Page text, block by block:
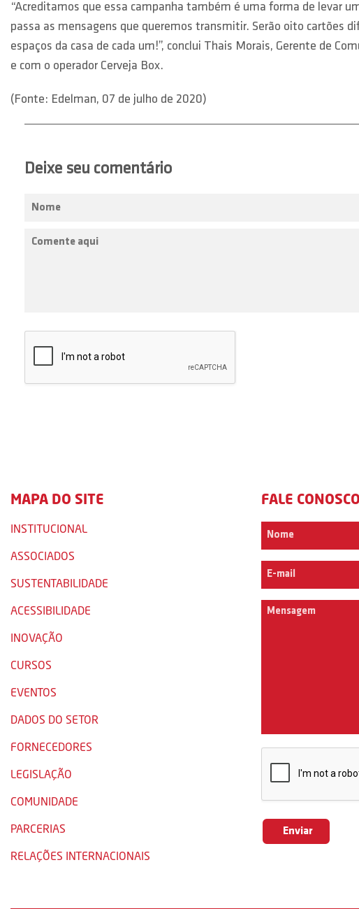
“Acreditamos que essa campanha também é uma forma de levar
passa as mensagens que queremos transmitir. Serão oito cartões
espaços da casa de cada um!”, conclui Thais Morais, Gerente de
e com o operador Cerveja Box.
(Fonte: Edelman, 07 de julho de 2020)
Deixe seu comentário
MAPA DO SITE
INSTITUCIONAL
ASSOCIADOS
SUSTENTABILIDADE
ACESSIBILIDADE
INOVAÇÃO
CURSOS
EVENTOS
DADOS DO SETOR
FORNECEDORES
LEGISLAÇÃO
COMUNIDADE
PARCERIAS
RELAÇÕES INTERNACIONAIS
FALE CONOSCO